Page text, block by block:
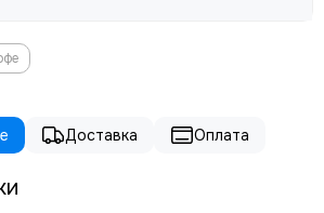
Доставка Оплата